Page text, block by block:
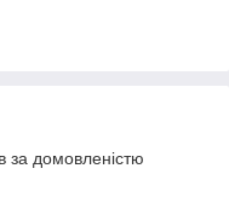
за домовленістю